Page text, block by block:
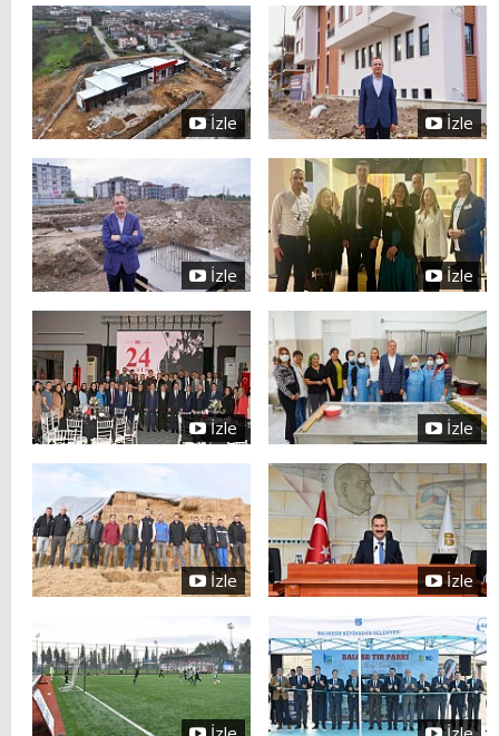
İzle İzle
İzle İzle
İzle İzle
İzle İzle